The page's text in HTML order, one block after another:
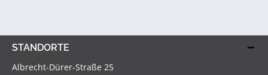
STANDORTE
Albrecht-Dürer-Straße 25